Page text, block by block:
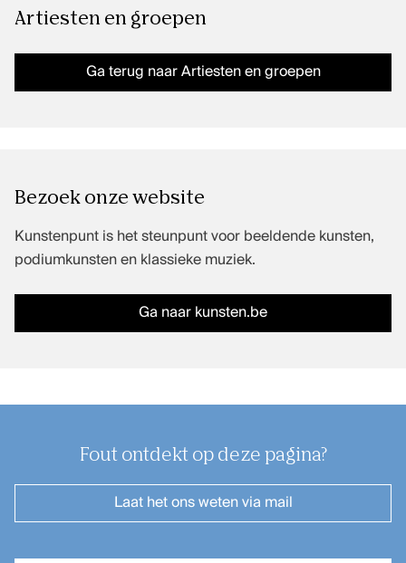
Het kantoor van Kunstenpunt vind je
in de Ravensteingalerij vlak naast
het Centraal Station in Brussel.
Artiesten en groepen
Ga terug naar Artiesten en groepen
Bezoek onze website
Kunstenpunt is het steunpunt voor beeldende kunsten,
podiumkunsten en klassieke muziek.
Ga naar kunsten.be
Fout ontdekt op deze pagina?
Laat het ons wetenvia mail